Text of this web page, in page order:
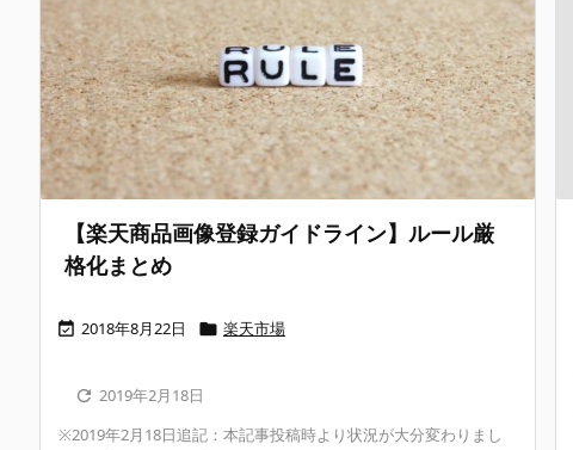
【楽天商品画像登録ガイドライン】ルール厳
格化まとめ
 2018年8月22日  楽天市場
 2019年2月18日
※2019年2月18日追記：本記事投稿時より状況が大分変わりまし